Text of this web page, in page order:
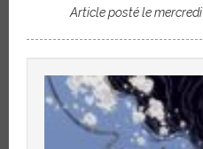
Article posté le